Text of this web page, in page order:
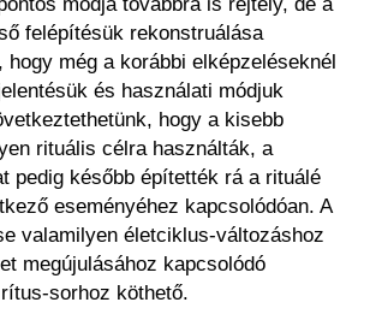
felépítésük rekonstruálása
hogy még a korábbi elképzeléseknél
és használati módjuk
hogy a kisebb
rituális célra használták, a
pedig később építették rá a rituálé
eseményéhez kapcsolódóan. A
valamilyen életciklus-változáshoz
megújulásához kapcsolódó
sorhoz köthető.